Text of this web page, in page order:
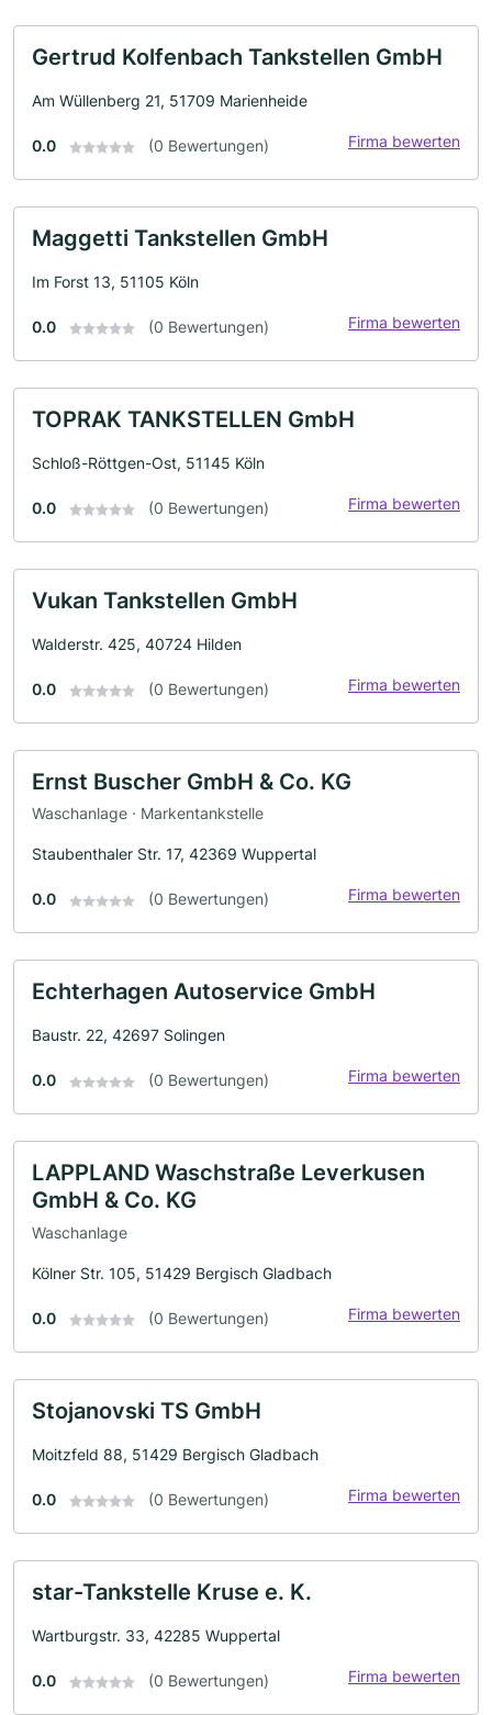
Gertrud Kolfenbach Tankstellen GmbH
Am Wüllenberg 21, 51709 Marienheide
0.0 (0 Bewertungen) Firma bewerten
Maggetti Tankstellen GmbH
Im Forst 13, 51105 Köln
0.0 (0 Bewertungen) Firma bewerten
TOPRAK TANKSTELLEN GmbH
Schloß-Röttgen-Ost, 51145 Köln
0.0 (0 Bewertungen) Firma bewerten
Vukan Tankstellen GmbH
Walderstr. 425, 40724 Hilden
0.0 (0 Bewertungen) Firma bewerten
Ernst Buscher GmbH & Co. KG
Waschanlage · Markentankstelle
Staubenthaler Str. 17, 42369 Wuppertal
0.0 (0 Bewertungen) Firma bewerten
Echterhagen Autoservice GmbH
Baustr. 22, 42697 Solingen
0.0 (0 Bewertungen) Firma bewerten
LAPPLAND Waschstraße Leverkusen
GmbH & Co. KG
Waschanlage
Kölner Str. 105, 51429 Bergisch Gladbach
0.0 (0 Bewertungen) Firma bewerten
Stojanovski TS GmbH
Moitzfeld 88, 51429 Bergisch Gladbach
0.0 (0 Bewertungen) Firma bewerten
star-Tankstelle Kruse e. K.
Wartburgstr. 33, 42285 Wuppertal
0.0 (0 Bewertungen) Firma bewerten